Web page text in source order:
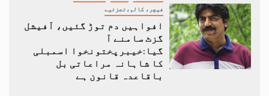
فیچر، کالم،تجزئیے
افواہیں دم توڑ گئیں، آفیشل
گزٹ سامنے آ
گیا:خیبرپختونخوا اسمبلی
کا شاہانہ مراعاتی بل
باقاعدہ قانون ہے